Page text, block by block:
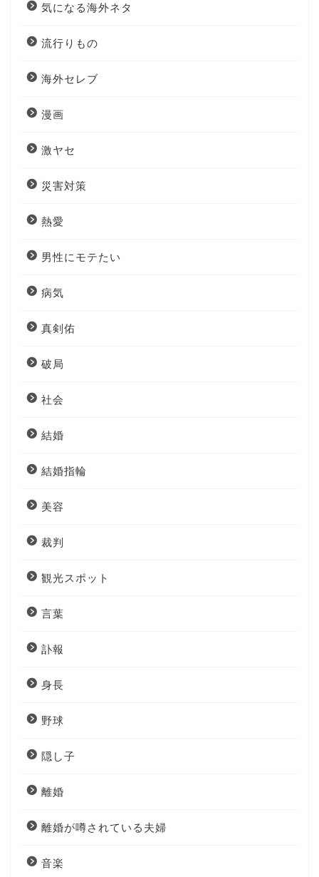
気になる海外ネタ
流行りもの
海外セレブ
漫画
激ヤセ
災害対策
熱愛
男性にモテたい
病気
真剣佑
破局
社会
結婚
結婚指輪
美容
裁判
観光スポット
言葉
訃報
身長
野球
隠し子
離婚
離婚が噂されている夫婦
音楽